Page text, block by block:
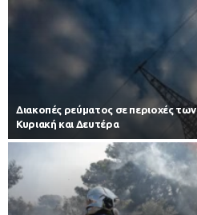
Διακοπές ρεύματος σε περιοχές
Κυριακή και Δευτέρα